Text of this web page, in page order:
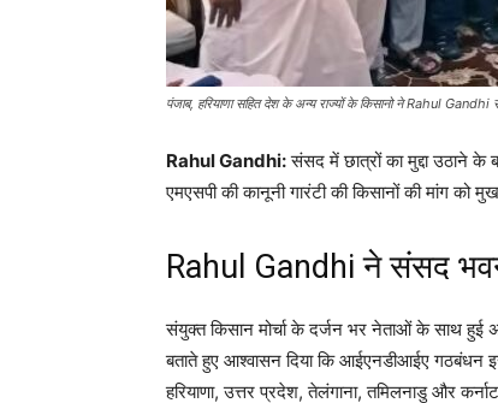
पंजाब, हरियाणा सहित देश के अन्य राज्यों के किसानो ने Rahul Gandhi
Rahul Gandhi:संसद में छात्रों का मुद्दा उठाने के
एमएसपी की कानूनी गारंटी की किसानों की मांग को
Rahul Gandhi ने संसद
संयुक्त किसान मोर्चा के दर्जन भर नेताओं के साथ हुई
बताते हुए आश्वासन दिया कि आईएनडीआईए गठबंधन
हरियाणा, उत्तर प्रदेश, तेलंगाना, तमिलनाडु और